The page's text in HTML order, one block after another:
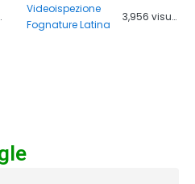
Videoispezione
Fognature Latina
3,956 visualizzazioni